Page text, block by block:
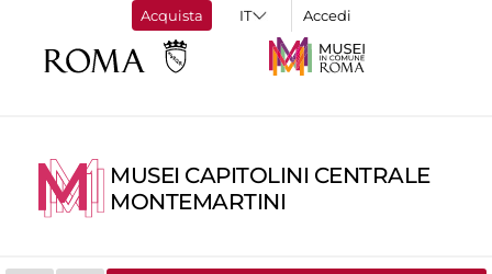
Acquista Accedi
MUSEI CAPITOLINI CENTRALE
MONTEMARTINI